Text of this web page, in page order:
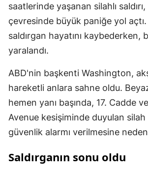
saatlerinde yaşanan silahlı
çevresinde büyük paniğe yol
saldırgan hayatını kaybederken,
yaralandı.
ABD'nin başkenti Washington,
hareketli anlara sahne oldu.
hemen yanı başında, 17. Cadde
Avenue kesişiminde duyulan
güvenlik alarmı verilmesine
Saldırganın sonu oldu